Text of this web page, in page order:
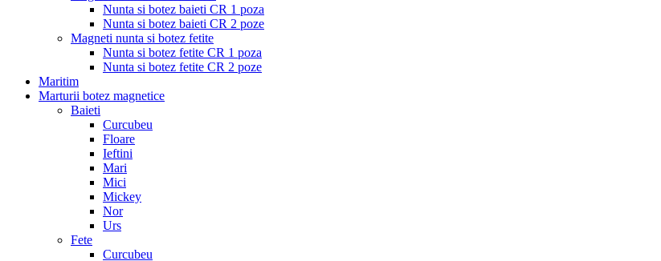
Nunta si botez baieti CR 1 poza
Nunta si botez baieti CR 2 poze
Magneti nunta si botez fetite
Nunta si botez fetite CR 1 poza
Nunta si botez fetite CR 2 poze
Maritim
Marturii botez magnetice
Baieti
Curcubeu
Floare
Ieftini
Mari
Mici
Mickey
Nor
Urs
Fete
Curcubeu